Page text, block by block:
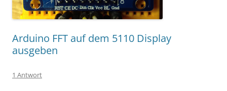
Arduino FFT auf dem 5110 Display
ausgeben
1 Antwort